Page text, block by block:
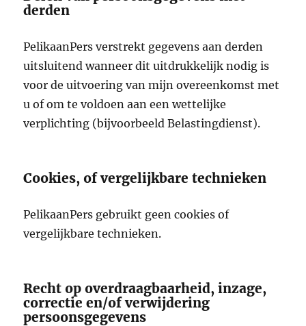
derden
PelikaanPers verstrekt gegevens aan derden
uitsluitend wanneer dit uitdrukkelijk nodig is
voor de uitvoering van mijn overeenkomst met
u of om te voldoen aan een wettelijke
verplichting (bijvoorbeeld Belastingdienst).
Cookies, of vergelijkbare technieken
PelikaanPers gebruikt geen cookies of
vergelijkbare technieken.
Recht op overdraagbaarheid, inzage,
correctie en/of verwijdering
persoonsgegevens